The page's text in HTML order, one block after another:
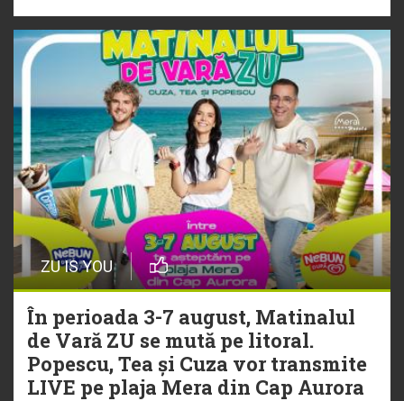
ZU IS YOU
În perioada 3-7 august, Matinalul
de Vară ZU se mută pe litoral.
Popescu, Tea și Cuza vor transmite
LIVE pe plaja Mera din Cap Aurora